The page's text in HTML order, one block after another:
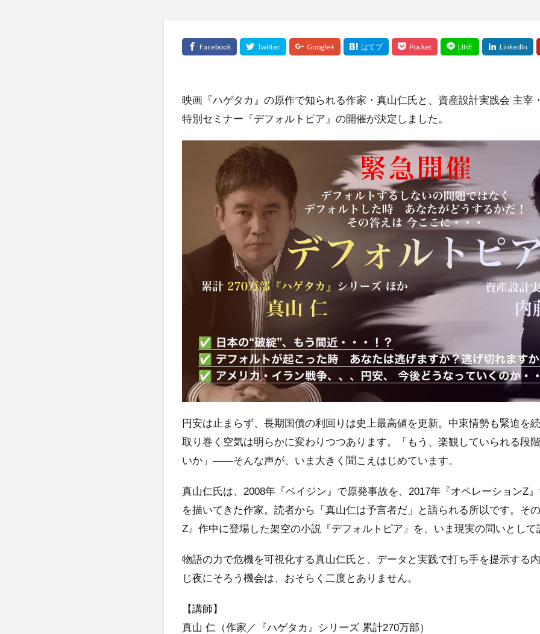
映画『ハゲタカ』の原作で知られる作家・真山仁氏と、資産設計実践会 主宰
特別セミナー『デフォルトピア』の開催が決定しました。
円安は止まらず、長期国債の利回りは史上最高値を更新。中東情勢も緊迫を
取り巻く空気は明らかに変わりつつあります。「もう、楽観していられる段
いか」――そんな声が、いま大きく聞こえはじめています。
真山仁氏は、2008年『ベイジン』で原発事故を、2017年『オペレーションZ
を描いてきた作家。読者から「真山仁は予言者だ」と語られる所以です。そ
Z』作中に登場した架空の小説『デフォルトピア』を、いま現実の問いとして
物語の力で危機を可視化する真山仁氏と、データと実践で打ち手を提示する
じ夜にそろう機会は、おそらく二度とありません。
【講師】
真山 仁（作家／『ハゲタカ』シリーズ 累計270万部）